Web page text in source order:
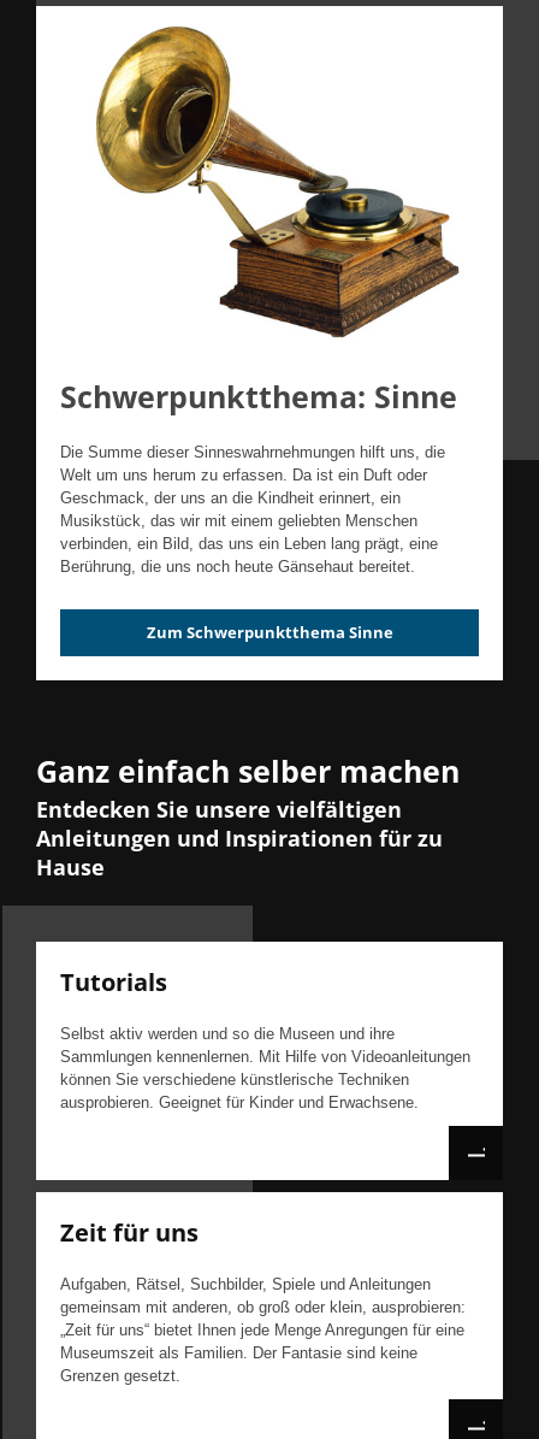
Schwerpunktthema: Sinne
Die Summe dieser Sinneswahrnehmungen hilft uns, die
Welt um uns herum zu erfassen. Da ist ein Duft oder
Geschmack, der uns an die Kindheit erinnert, ein
Musikstück, das wir mit einem geliebten Menschen
verbinden, ein Bild, das uns ein Leben lang prägt, eine
Berührung, die uns noch heute Gänsehaut bereitet.
Zum Schwerpunktthema Sinne
Ganz einfach selber machen
Entdecken Sie unsere vielfältigen
Anleitungen und Inspirationen für zu
Hause
Tutorials
Selbst aktiv werden und so die Museen und ihre
Sammlungen kennenlernen. Mit Hilfe von Videoanleitungen
können Sie verschiedene künstlerische Techniken
ausprobieren. Geeignet für Kinder und Erwachsene.
Zeit für uns
Aufgaben, Rätsel, Suchbilder, Spiele und Anleitungen
gemeinsam mit anderen, ob groß oder klein, ausprobieren:
„Zeit für uns“ bietet Ihnen jede Menge Anregungen für eine
Museumszeit als Familien. Der Fantasie sind keine
Grenzen gesetzt.